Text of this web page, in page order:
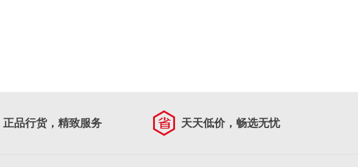
正品行货，精致服务 天天低价，畅选无忧